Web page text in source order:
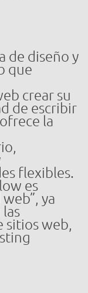
de diseño y
que
crear su
de escribir
la
flexibles.
es
ya
sitios web,